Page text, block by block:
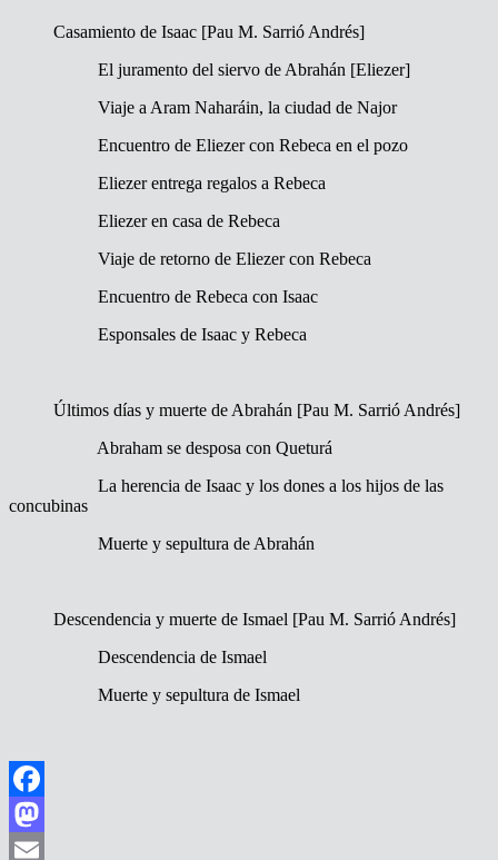
Casamiento de Isaac [Pau M. Sarrió Andrés]
El juramento del siervo de Abrahán [Eliezer]
Viaje a Aram Naharáin, la ciudad de Najor
Encuentro de Eliezer con Rebeca en el pozo
Eliezer entrega regalos a Rebeca
Eliezer en casa de Rebeca
Viaje de retorno de Eliezer con Rebeca
Encuentro de Rebeca con Isaac
Esponsales de Isaac y Rebeca
Últimos días y muerte de Abrahán [Pau M. Sarrió Andrés]
Abraham se desposa con Queturá
La herencia de Isaac y los dones a los hijos de las
concubinas
Muerte y sepultura de Abrahán
Descendencia y muerte de Ismael [Pau M. Sarrió Andrés]
Descendencia de Ismael
Muerte y sepultura de Ismael
Facebook
Mastodon